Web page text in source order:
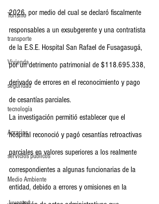
Turismo
transporte
Vivienda
seguridad
tecnología
Agrarias
servicios publicos
Medio Ambiente
2026, por medio del cual se declaró fiscalmente
responsables a un exsubgerente y una contratista
de la E.S.E. Hospital San Rafael de Fusagasugá,
por un detrimento patrimonial de $118.695.338,
derivado de errores en el reconocimiento y pago
de cesantías parciales.
La investigación permitió establecer que el
hospital reconoció y pagó cesantías retroactivas
parciales en valores superiores a los realmente
correspondientes a algunas funcionarias de la
entidad, debido a errores y omisiones en la